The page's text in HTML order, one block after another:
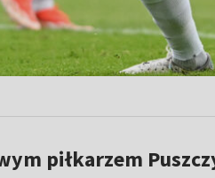
piłkarzem